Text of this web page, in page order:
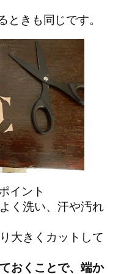
ときも同じです。
イント
く洗い、汗や汚れ
大きくカットして
おくことで、端か